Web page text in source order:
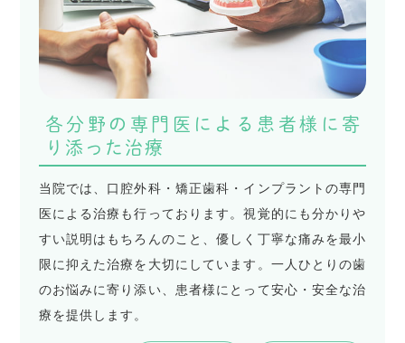
各分野の専門医による患者様に寄
り添った治療
当院では、口腔外科・矯正歯科・インプラントの専門
医による治療も行っております。視覚的にも分かりや
すい説明はもちろんのこと、優しく丁寧な痛みを最小
限に抑えた治療を大切にしています。一人ひとりの歯
のお悩みに寄り添い、患者様にとって安心・安全な治
療を提供します。